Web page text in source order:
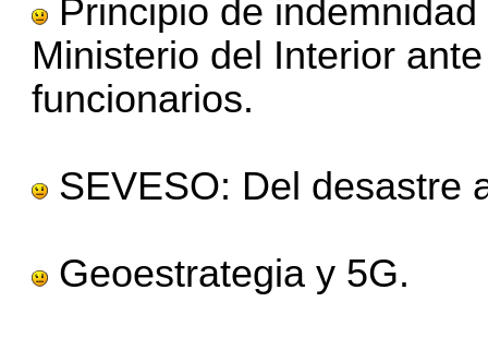
Principio de
Ministerio del Interior
funcionarios.
SEVESO: Del desastre
Geoestrategia y 5G.